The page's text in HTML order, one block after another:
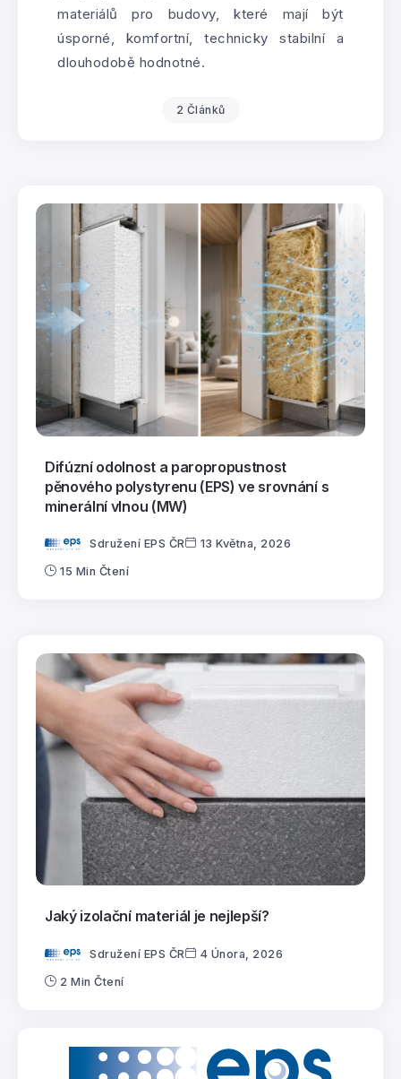
materiálů pro budovy, které mají být
úsporné, komfortní, technicky stabilní a
dlouhodobě hodnotné.
2 Článků
Difúzní odolnost a paropropustnost
pěnového polystyrenu (EPS) ve srovnání s
minerální vlnou (MW)
Sdružení EPS ČR 13 Května, 2026
15 Min Čtení
Jaký izolační materiál je nejlepší?
Sdružení EPS ČR 4 Února, 2026
2 Min Čtení